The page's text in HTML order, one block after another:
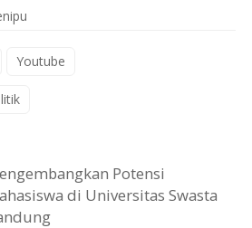
Youtube
Potensi
di Universitas Swasta